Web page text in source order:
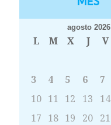
agosto 2026
L M X J V
3
4 5 6 7
10 11 12 13 14
17 18 19 20 21